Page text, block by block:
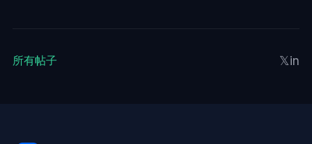
所有帖子 𝕏in